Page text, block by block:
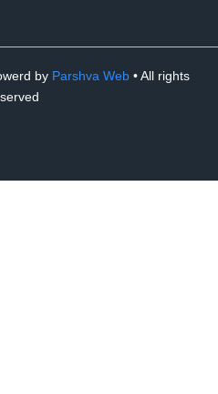
by Parshva Web • All rights